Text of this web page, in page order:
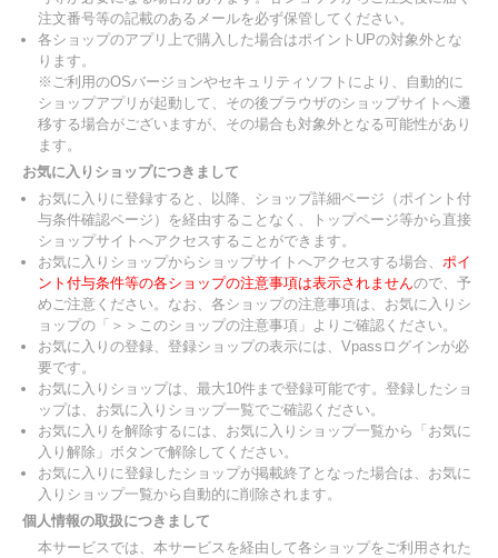
注文番号等の記載のあるメールを必ず保管してください。
各ショップのアプリ上で購入した場合はポイントUPの対象外とな
ります。
※ご利用のOSバージョンやセキュリティソフトにより、自動的に
ショップアプリが起動して、その後ブラウザのショップサイトへ遷
移する場合がございますが、その場合も対象外となる可能性があり
ます。
お気に入りショップにつきまして
お気に入りに登録すると、以降、ショップ詳細ページ（ポイント付
与条件確認ページ）を経由することなく、トップページ等から直接
ショップサイトへアクセスすることができます。
お気に入りショップからショップサイトへアクセスする場合、 ポイ
ント付与条件等の各ショップの注意事項は表示されませんので、予
めご注意ください。なお、各ショップの注意事項は、お気に入りシ
ョップの「＞＞このショップの注意事項」よりご確認ください。
お気に入りの登録、登録ショップの表示には、Vpassログインが必
要です。
お気に入りショップは、最大10件まで登録可能です。登録したショ
ップは、お気に入りショップ一覧でご確認ください。
お気に入りを解除するには、お気に入りショップ一覧から「お気に
入り解除」ボタンで解除してください。
お気に入りに登録したショップが掲載終了となった場合は、お気に
入りショップ一覧から自動的に削除されます。
個人情報の取扱につきまして
本サービスでは、本サービスを経由して各ショップをご利用された